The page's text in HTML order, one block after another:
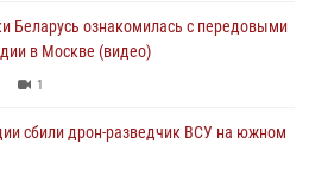
Беларусь ознакомилась с передовыми
в Москве (видео)
1
сбили дрон-разведчик ВСУ на южном